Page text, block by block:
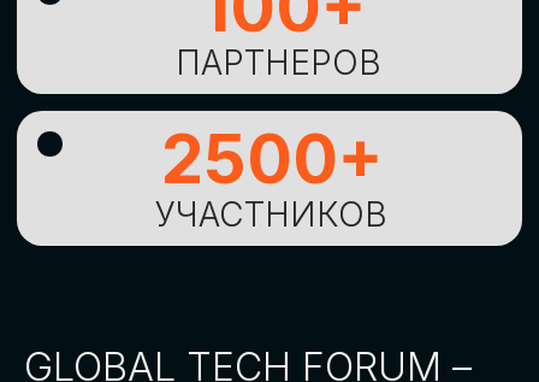
ОСТАВИТЬ
ЗАЯВКУ
Оставьте заявку, наши менеджеры